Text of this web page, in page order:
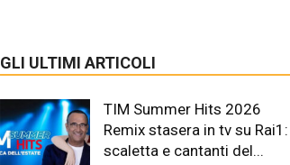
GLI ULTIMI ARTICOLI
TIM Summer Hits 2026
Remix stasera in tv su Rai1:
scaletta e cantanti del...